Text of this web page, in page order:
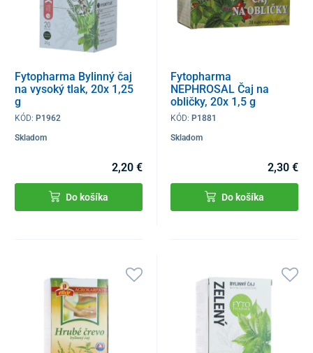
Fytopharma Bylinný čaj
na vysoký tlak, 20x 1,25
g
KÓD: P1962
Skladom
2,20 €
Do košíka
Fytopharma
NEPHROSAL Čaj na
obličky, 20x 1,5 g
KÓD: P1881
Skladom
2,30 €
Do košíka